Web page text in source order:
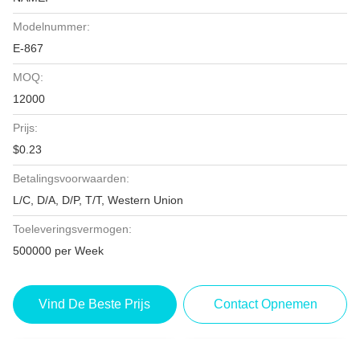
Modelnummer:
E-867
MOQ:
12000
Prijs:
$0.23
Betalingsvoorwaarden:
L/C, D/A, D/P, T/T, Western Union
Toeleveringsvermogen:
500000 per Week
Vind De Beste Prijs Contact Opnemen